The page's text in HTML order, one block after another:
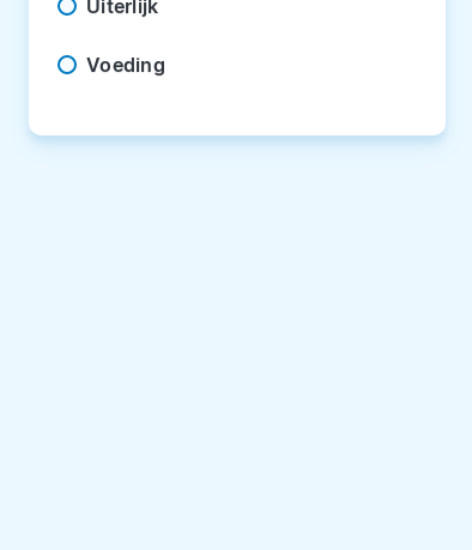
Uiterlijk
Voeding